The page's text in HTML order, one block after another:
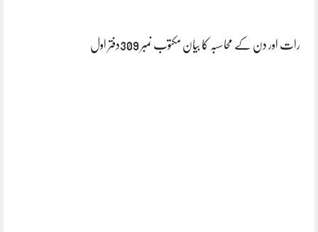
رات اور دن کے محاسبہ کا بیان مکتوب نمبر 309دفتر اول